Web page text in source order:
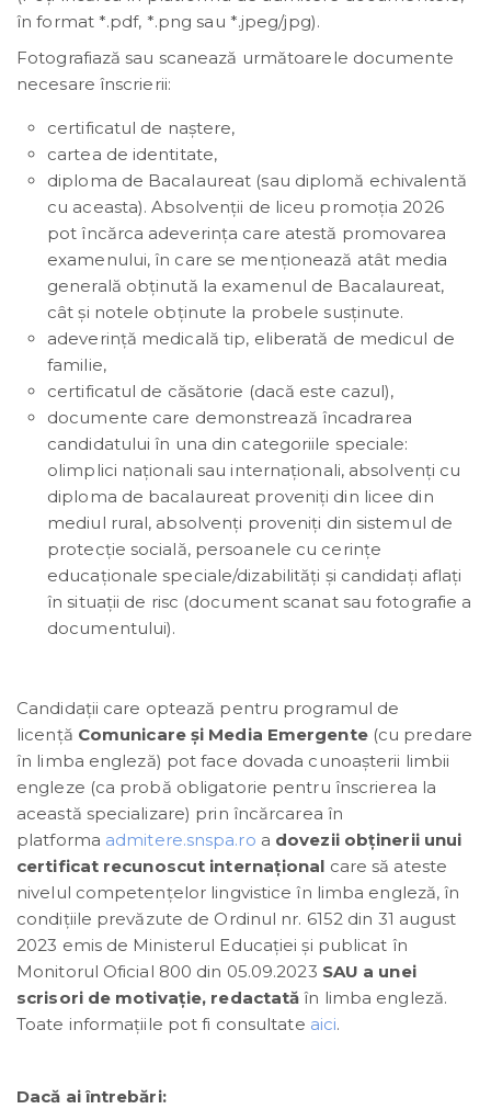
în format *.pdf, *.png sau *.jpeg/jpg).
Fotografiază sau scanează următoarele documente
necesare înscrierii:
certificatul de naștere,
cartea de identitate,
diploma de Bacalaureat (sau diplomă echivalentă
cu aceasta). Absolvenţii de liceu promoţia 2026
pot încărca adeverinţa care atestă promovarea
examenului, în care se menţionează atât media
generală obţinută la examenul de Bacalaureat,
cât şi notele obţinute la probele susţinute.
adeverinţă medicală tip, eliberată de medicul de
familie,
certificatul de căsătorie (dacă este cazul),
documente care demonstrează încadrarea
candidatului în una din categoriile speciale:
olimplici naționali sau internaționali, absolvenți cu
diploma de bacalaureat proveniți din licee din
mediul rural, absolvenți proveniți din sistemul de
protecție socială, persoanele cu cerințe
educaționale speciale/dizabilități și candidați aflați
în situații de risc (document scanat sau fotografie a
documentului).
Candidații care optează pentru programul de
licență Comunicare și Media Emergente(cu predare
în limba engleză) pot face dovada cunoașterii limbii
engleze (ca probă obligatorie pentru înscrierea la
această specializare) prin încărcarea în
platforma admitere.snspa.ro a dovezii obținerii unui
certificat recunoscut internațional care să ateste
nivelul competențelor lingvistice în limba engleză, în
condițiile prevăzute de Ordinul nr. 6152 din 31 august
2023 emis de Ministerul Educației și publicat în
Monitorul Oficial 800 din 05.09.2023 SAU a unei
scrisori de motivație, redactată în limba engleză.
Toate informațiile pot fi consultate aici.
Dacă ai întrebări: